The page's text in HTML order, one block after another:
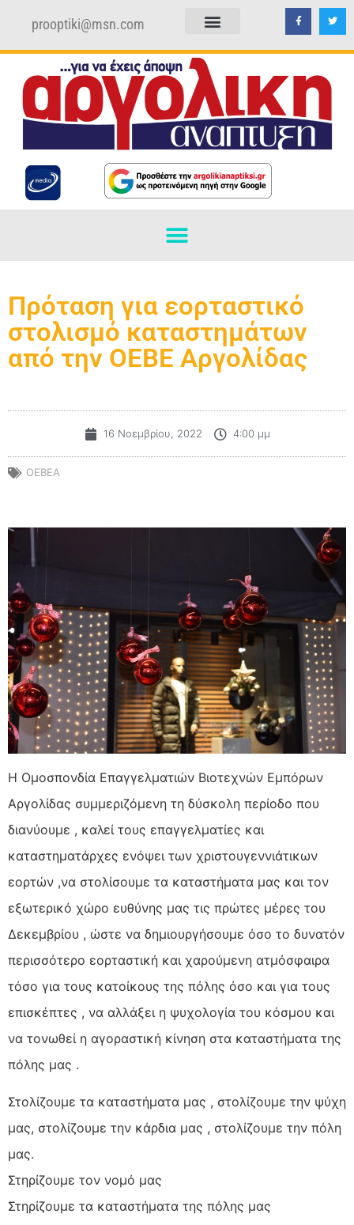
prooptiki@msn.com
Πρόταση για εορταστικό
στολισμό καταστημάτων
από την ΟΕΒΕ Αργολίδας
16 Νοεμβρίου, 2022 4:00 μμ
ΟΕΒΕΑ
Η Ομοσπονδία Επαγγελματιών Βιοτεχνών Εμπόρων
Αργολίδας συμμεριζόμενη τη δύσκολη περίοδο που
διανύουμε , καλεί τους επαγγελματίες και
καταστηματάρχες ενόψει των χριστουγεννιάτικων
εορτών ,να στολίσουμε τα καταστήματα μας και τον
εξωτερικό χώρο ευθύνης μας τις πρώτες μέρες του
Δεκεμβρίου , ώστε να δημιουργήσουμε όσο το δυνατόν
περισσότερο εορταστική και χαρούμενη ατμόσφαιρα
τόσο για τους κατοίκους της πόλης όσο και για τους
επισκέπτες , να αλλάξει η ψυχολογία του κόσμου και
να τονωθεί η αγοραστική κίνηση στα καταστήματα της
πόλης μας .
Στολίζουμε τα καταστήματα μας , στολίζουμε την ψύχη
μας, στολίζουμε την κάρδια μας , στολίζουμε την πόλη
μας.
Στηρίζουμε τον νομό μας
Στηρίζουμε τα καταστήματα της πόλης μας